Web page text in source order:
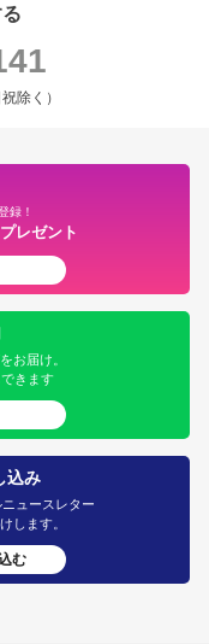
除く）
録！
レゼント
お届け。
きます
込み
ュースレター
します。
む